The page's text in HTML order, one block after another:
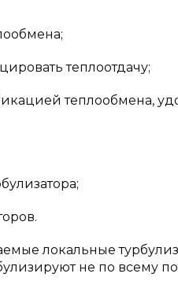
теплоотдачу;
теплообмена,
локальные
не по всему